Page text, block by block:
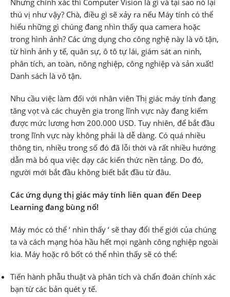
Nhưng chính xác thì Computer Vision là gì và tại sao nó lại
thú vị như vậy? Chà, điều gì sẽ xảy ra nếu Máy tính có thể
hiểu những gì chúng đang nhìn thấy qua camera hoặc
trong hình ảnh? Các ứng dụng cho công nghệ này là vô tận,
từ hình ảnh y tế, quân sự, ô tô tự lái, giám sát an ninh,
phân tích, an toàn, nông nghiệp, công nghiệp và sản xuất!
Danh sách là vô tận.
Nhu cầu việc làm đối với nhân viên Thị giác máy tính đang
tăng vọt và các chuyên gia trong lĩnh vực này đang kiếm
được mức lương hơn 200.000 USD. Tuy nhiên, để bắt đầu
trong lĩnh vực này không phải là dễ dàng. Có quá nhiều
thông tin, nhiều trong số đó đã lỗi thời và rất nhiều hướng
dẫn mà bỏ qua việc dạy các kiến ​​thức nền tảng. Do đó,
người mới bắt đầu không biết bắt đầu từ đâu.
Các ứng dụng thị giác máy tính liên quan đến Deep
Learning đang bùng nổ!
Máy móc có thể ‘ nhìn thấy ‘ sẽ thay đổi thế giới của chúng
ta và cách mạng hóa hầu hết mọi ngành công nghiệp ngoài
kia. Máy hoặc rô bốt có thể nhìn thấy sẽ có thể:
Tiến hành phẫu thuật và phân tích và chẩn đoán chính xác
bạn từ các bản quét y tế.